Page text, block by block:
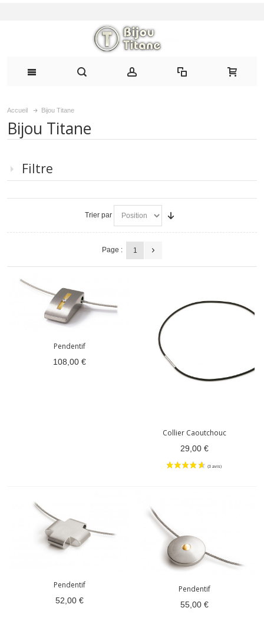
Accueil Bijou Titane
Bijou Titane
Filtre
Trier par
Page : 1
Pendentif
108,00 €
Collier Caoutchouc
29,00 €
Pendentif
52,00 €
Pendentif
55,00 €